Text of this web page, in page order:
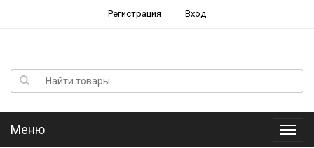
Регистрация Вход
Меню
Меню